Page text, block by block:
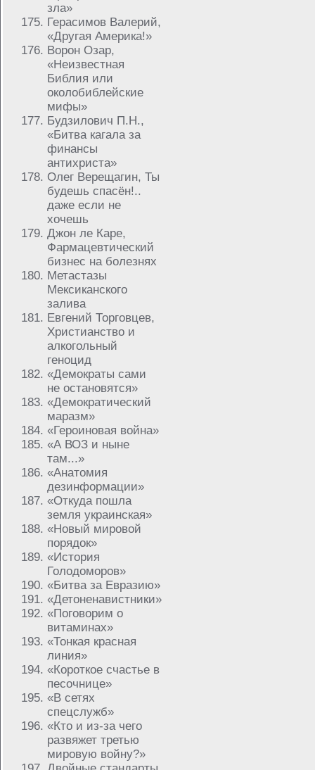
зла»
Герасимов Валерий,
«Другая Америка!»
Ворон Озар,
«Неизвестная
Библия или
околобиблейские
мифы»
Будзилович П.Н.,
«Битва кагала за
финансы
антихриста»
Олег Верещагин, Ты
будешь спасён!..
даже если не
хочешь
Джон ле Каре,
Фармацевтический
бизнес на болезнях
Метастазы
Мексиканского
залива
Евгений Торговцев,
Христианство и
алкогольный
геноцид
«Демократы сами
не остановятся»
«Демократический
маразм»
«Героиновая война»
«А ВОЗ и ныне
там...»
«Анатомия
дезинформации»
«Откуда пошла
земля украинская»
«Новый мировой
порядок»
«История
Голодоморов»
«Битва за Евразию»
«Детоненавистники»
«Поговорим о
витаминах»
«Тонкая красная
линия»
«Короткое счастье в
песочнице»
«В сетях
спецслужб»
«Кто и из-за чего
развяжет третью
мировую войну?»